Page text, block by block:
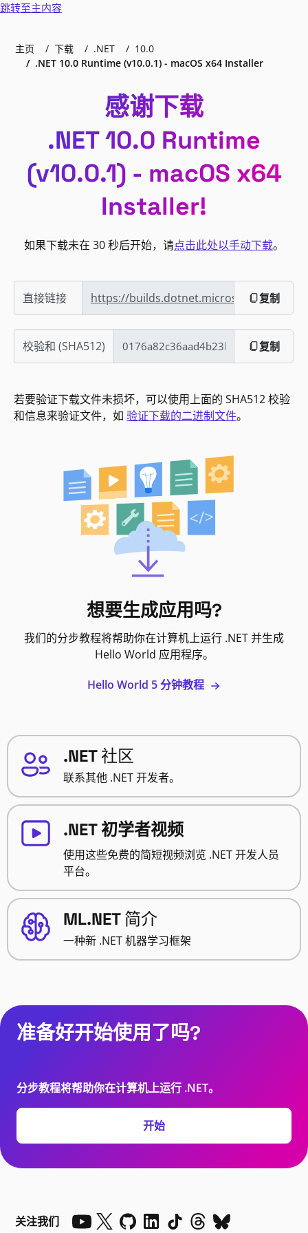
跳转至主内容
主页 下载 .NET
10.0
.NET 10.0 Runtime (v10.0.1) - macOS x64 Installer
感谢下载
.NET 10.0 Runtime
(v10.0.1) - macOS x64
Installer!
如果下载未在 30 秒后开始，请点击此处以手动下载。
直接链接 https://builds.dotnet.microsoft.com/
复制
校验和 (SHA512) 复制
若要验证下载文件未损坏，可以使用上面的 SHA512 校验
和信息来验证文件，如 验证下载的二进制文件。
想要生成应用吗?
我们的分步教程将帮助你在计算机上运行 .NET 并生成
Hello World 应用程序。
Hello World 5 分钟教程
.NET 社区
联系其他 .NET 开发者。
.NET 初学者视频
使用这些免费的简短视频浏览 .NET 开发人员
平台。
ML.NET 简介
一种新 .NET 机器学习框架
准备好开始使用了吗?
分步教程将帮助你在计算机上运行 .NET。
开始
关注我们